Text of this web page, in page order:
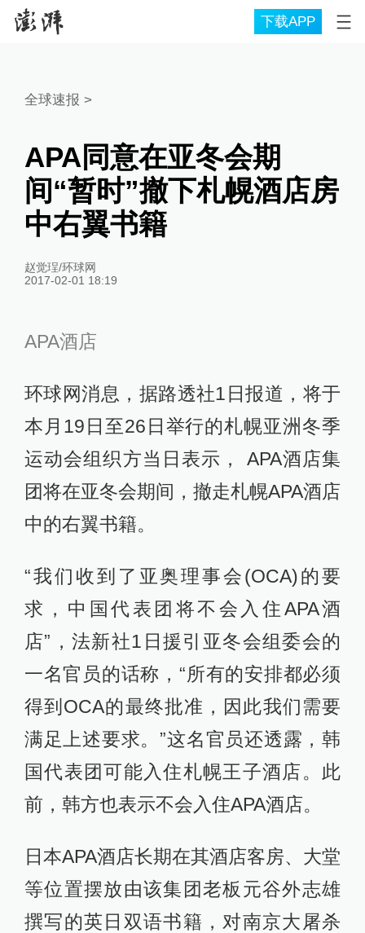
下载APP
全球速报 >
APA同意在亚冬会期
间“暂时”撤下札幌酒店房
中右翼书籍
赵觉珵/环球网
2017-02-01 18:19
APA酒店
环球网消息，据路透社1日报道，将于
本月19日至26日举行的札幌亚洲冬季
运动会组织方当日表示， APA酒店集
团将在亚冬会期间，撤走札幌APA酒店
中的右翼书籍。
“我们收到了亚奥理事会(OCA)的要
求，中国代表团将不会入住APA酒
店”，法新社1日援引亚冬会组委会的
一名官员的话称，“所有的安排都必须
得到OCA的最终批准，因此我们需要
满足上述要求。”这名官员还透露，韩
国代表团可能入住札幌王子酒店。此
前，韩方也表示不会入住APA酒店。
日本APA酒店长期在其酒店客房、大堂
等位置摆放由该集团老板元谷外志雄
撰写的英日双语书籍，对南京大屠杀